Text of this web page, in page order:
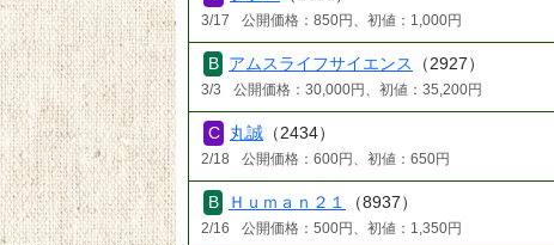
3/17 公開価格：850円、初値：1,000円
アムスライフサイエンス （2927）
3/3 公開価格：30,000円、初値：35,200円
丸誠 （2434）
2/18 公開価格：600円、初値：650円
Ｈｕｍａｎ２１ （8937）
2/16 公開価格：500円、初値：1,350円